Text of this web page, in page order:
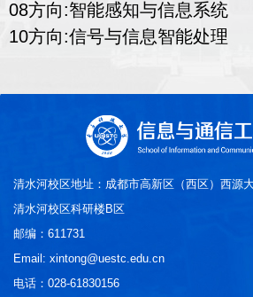
08方向:智能感知与信息系统
10方向:信号与信息智能处理
清水河校区地址：成都市高新区（西区）西源
清水河校区科研楼B区
邮编：611731
Email: xintong@uestc.edu.cn
电话：028-61830156